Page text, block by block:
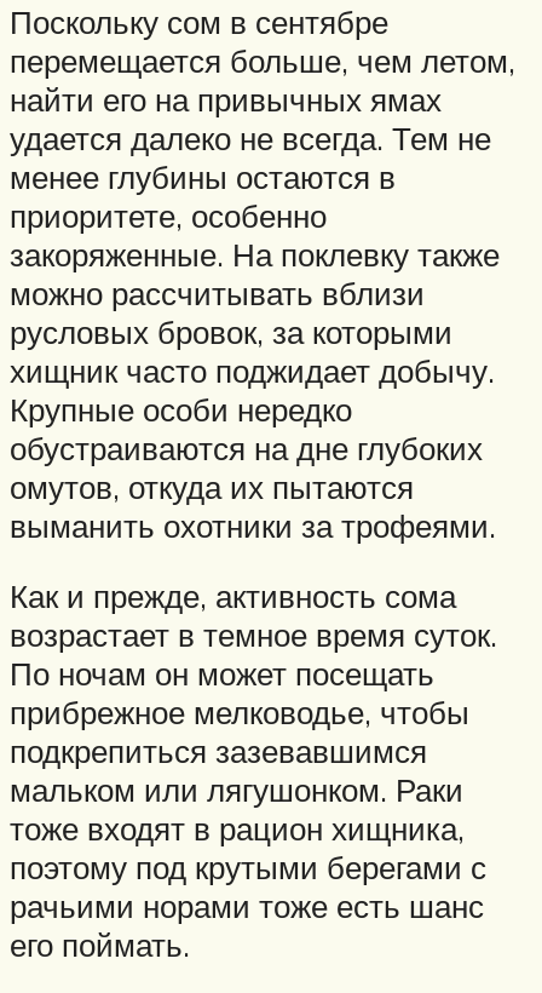
Поскольку сом в сентябре
перемещается больше, чем летом,
найти его на привычных ямах
удается далеко не всегда. Тем не
менее глубины остаются в
приоритете, особенно
закоряженные. На поклевку также
можно рассчитывать вблизи
русловых бровок, за которыми
хищник часто поджидает добычу.
Крупные особи нередко
обустраиваются на дне глубоких
омутов, откуда их пытаются
выманить охотники за трофеями.
Как и прежде, активность сома
возрастает в темное время суток.
По ночам он может посещать
прибрежное мелководье, чтобы
подкрепиться зазевавшимся
мальком или лягушонком. Раки
тоже входят в рацион хищника,
поэтому под крутыми берегами с
рачьими норами тоже есть шанс
его поймать.